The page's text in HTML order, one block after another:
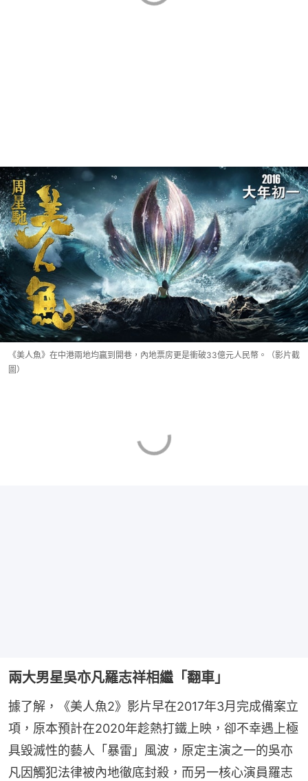
《美人魚》在中港兩地均贏到開巷，內地票房更是衝破33億元人民幣。（影片截
圖）
兩大男星吳亦凡羅志祥相繼「翻車」
據了解，《美人魚2》影片早在2017年3月完成備案立
項，原本預計在2020年趁熱打鐵上映，卻不幸遇上極
具毀滅性的藝人「暴雷」風波，原定主演之一的吳亦
凡因觸犯法律被內地徹底封殺，而另一核心演員羅志